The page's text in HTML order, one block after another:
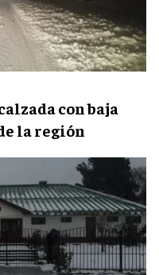
con baja
la región